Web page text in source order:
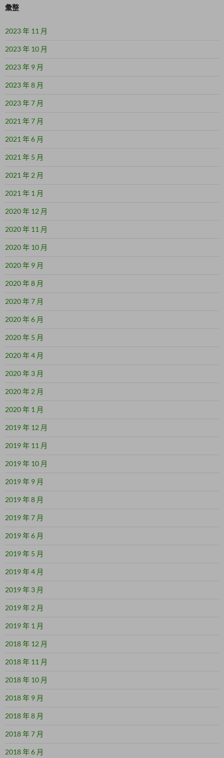
彙整
2023 年 11 月
2023 年 10 月
2023 年 9 月
2023 年 8 月
2023 年 7 月
2021 年 7 月
2021 年 6 月
2021 年 5 月
2021 年 2 月
2021 年 1 月
2020 年 12 月
2020 年 11 月
2020 年 10 月
2020 年 9 月
2020 年 8 月
2020 年 7 月
2020 年 6 月
2020 年 5 月
2020 年 4 月
2020 年 3 月
2020 年 2 月
2020 年 1 月
2019 年 12 月
2019 年 11 月
2019 年 10 月
2019 年 9 月
2019 年 8 月
2019 年 7 月
2019 年 6 月
2019 年 5 月
2019 年 4 月
2019 年 3 月
2019 年 2 月
2019 年 1 月
2018 年 12 月
2018 年 11 月
2018 年 10 月
2018 年 9 月
2018 年 8 月
2018 年 7 月
2018 年 6 月